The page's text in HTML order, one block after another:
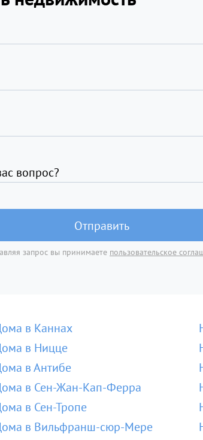
вопрос?
Отправить
запрос вы принимаете пользовательское
в Каннах
в Ницце
в Антибе
в Сен-Жан-Кап-Ферра
в Сен-Тропе
в Вильфранш-сюр-Мере